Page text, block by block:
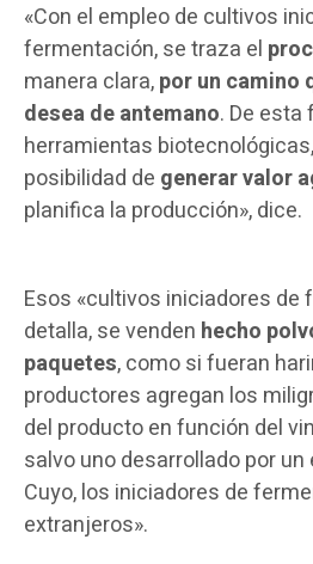
«Con el empleo de cultivos
fermentación, se traza el
manera clara,por un camino
desea de antemano. De esta
herramientas
posibilidad de generar valor
planifica la producción», dice.
Esos «cultivos iniciadores de
detalla, se venden hecho
paquetes, como si fueran
productores agregan los
del producto en función del
salvo uno desarrollado por un
Cuyo, los iniciadores de
extranjeros».